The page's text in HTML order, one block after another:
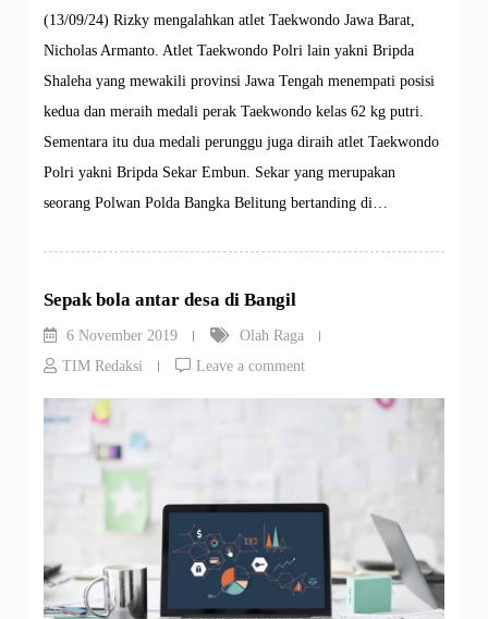
(13/09/24) Rizky mengalahkan atlet Taekwondo Jawa Barat,
Nicholas Armanto. Atlet Taekwondo Polri lain yakni Bripda
Shaleha yang mewakili provinsi Jawa Tengah menempati posisi
kedua dan meraih medali perak Taekwondo kelas 62 kg putri.
Sementara itu dua medali perunggu juga diraih atlet Taekwondo
Polri yakni Bripda Sekar Embun. Sekar yang merupakan
seorang Polwan Polda Bangka Belitung bertanding di…
Sepak bola antar desa di Bangil
6 November 2019
Olah Raga
TIM Redaksi
Leave a comment